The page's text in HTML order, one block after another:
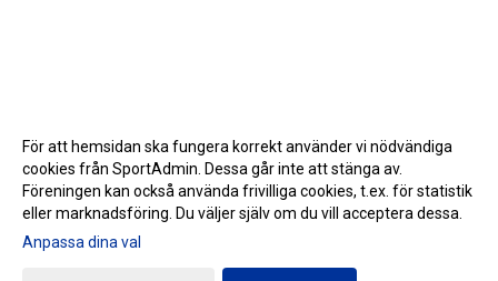
Gå till Webbversion
För att hemsidan ska fungera korrekt använder vi nödvändiga
cookies från SportAdmin. Dessa går inte att stänga av.
Föreningen kan också använda frivilliga cookies, t.ex. för statistik
eller marknadsföring. Du väljer själv om du vill acceptera dessa.
Anpassa dina val